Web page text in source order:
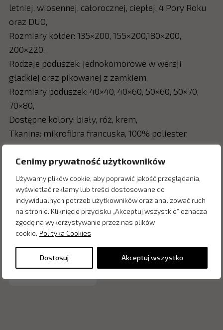
Cenimy prywatność użytkowników
Używamy plików cookie, aby poprawić jakość przeglądania,
wyświetlać reklamy lub treści dostosowane do
indywidualnych potrzeb użytkowników oraz analizować ruch
na stronie. Kliknięcie przycisku „Akceptuj wszystkie” oznacza
zgodę na wykorzystywanie przez nas plików
cookie. Polityka Cookies
Dostosuj Akceptuj wszystko
letniej, wiosennej, całorocznej, ciepłej, 4 Pory Roku
oraz DUO,
Rozmiary kołder: 135×200, 155×200,180×200,
200×220,
Rodzaje poduszek: jednokomorowe w wersji
gładkiej oraz pikowanej z zamkiem,
Rozmiary poduszek: 40×40, 40×60, 50×60, 50×70,
70×80,
Dostępne kolory: biały, róż, krem,
Tkanina: mikrofibra francuska, 100% poliester.
Zapytaj o cenę w salonie: